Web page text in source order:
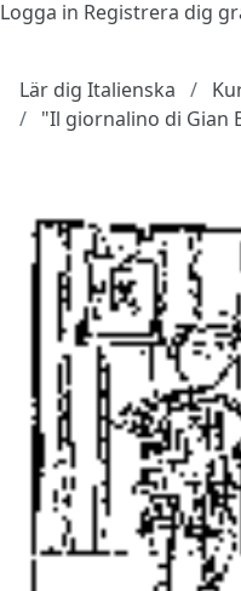
Logga in Registrera dig
Lär dig Italienska
"Il giornalino di Gian